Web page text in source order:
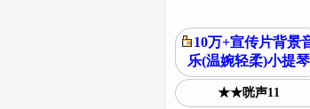
10万+宣传片背景
乐(温婉轻柔)小提琴
★★咣声11